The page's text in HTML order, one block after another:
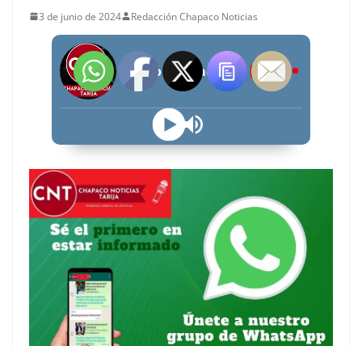
3 de junio de 2024 Redacción Chapaco Noticias
Radio Chapaco Noticias Las 24 horas en vivo LIVE